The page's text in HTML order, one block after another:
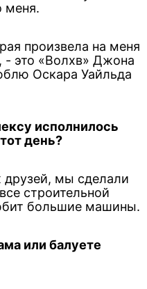
меня.
произвела на меня
- это «Волхв» Джона
Оскара Уайльда
исполнилось
день?
мы сделали
строительной
большие машины.
или балуете